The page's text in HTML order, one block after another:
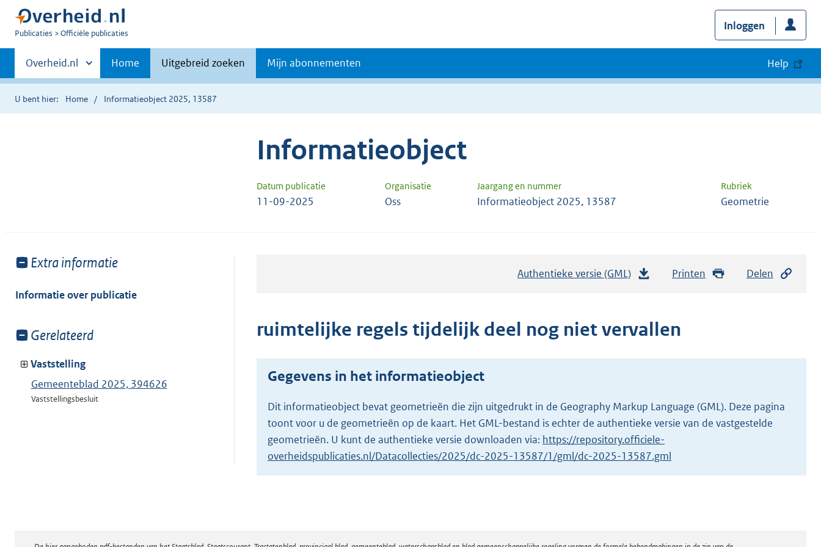
U
Publicaties Officiële publicaties
Inloggen
Primaire
navigatie
Andere
sites
binnen
Overheid.nl Home Uitgebreid zoeken Mijn abonnementen Help
U bent hier: Home Informatieobject 2025, 13587
Informatieobject
Datum publicatie Organisatie Jaargang en nummer Rubriek
11-09-2025 Oss Informatieobject 2025, 13587 Geometrie
Toon
van:
Extra informatie
Informatie over publicatie
Toon
van:
Gerelateerd
Vaststelling
Gemeenteblad 2025, 394626
Vaststellingsbesluit
Authentieke versie (GML)
t
a
n
g
r
o
o
Printen Delen
ruimtelijke regels tijdelijk deel nog niet vervallen
Gegevens in het informatieobject
Dit informatieobject bevat geometrieën die zijn uitgedrukt in de Geography Markup Language (GML). Deze pagina
toont voor u de geometrieën op de kaart. Het GML-bestand is echter de authentieke versie van de vastgestelde
geometrieën. U kunt de authentieke versie downloaden via: https://repository.officiele-
overheidspublicaties.nl/Datacollecties/2025/dc-2025-13587/1/gml/dc-2025-13587.gml